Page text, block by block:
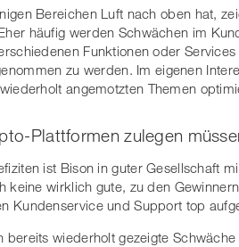
Bereichen Luft nach oben hat,
häufig werden Schwächen im
Funktionen oder
zu werden. Im eigenen
angemotzten Themen
Plattformen zulegen
ist Bison in guter Gesellschaft
keine wirklich gute, zu den
Kundenservice und Support top
bereits wiederholt gezeigte